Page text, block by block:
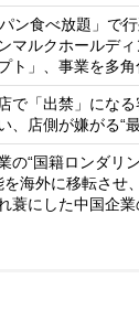
ン食べ放題」で
マルクホールデ
ト」、事業を多
で「出禁」にな
、店側が嫌がる“
の“国籍ロンダリ
海外に移転させ
蓑にした中国企業